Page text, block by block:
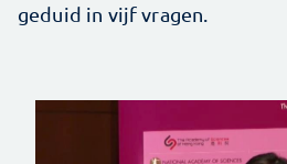
geduid in vijf vragen.